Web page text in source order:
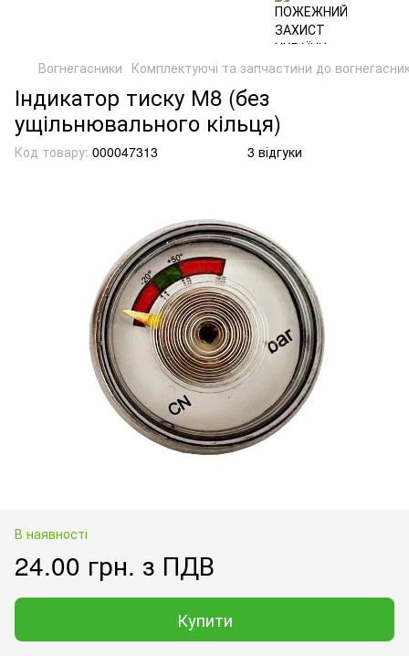
Вогнегасники Комплектуючі та запчастини до
Індикатор тиску М8 (без
ущільнювального кільця)
Код товару: 000047313 3 відгуки
В наявності
24.00 грн. з ПДВ
Купити